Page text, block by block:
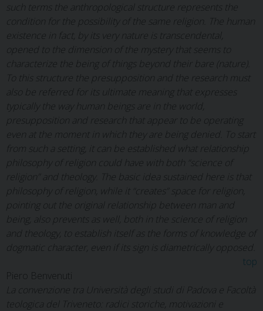
such terms the anthropological structure represents the
condition for the possibility of the same religion. The human
existence in fact, by its very nature is transcendental,
opened to the dimension of the mystery that seems to
characterize the being of things beyond their bare (nature).
To this structure the presupposition and the research must
also be referred for its ultimate meaning that expresses
typically the way human beings are in the world,
presupposition and research that appear to be operating
even at the moment in which they are being denied. To start
from such a setting, it can be established what relationship
philosophy of religion could have with both “science of
religion” and theology. The basic idea sustained here is that
philosophy of religion, while it “creates” space for religion,
pointing out the original relationship between man and
being, also prevents as well, both in the science of religion
and theology, to establish itself as the forms of knowledge of
dogmatic character, even if its sign is diametrically opposed.
top
Piero Benvenuti
La convenzione tra Università degli studi di Padova e Facoltà
teologica del Triveneto: radici storiche, motivazioni e